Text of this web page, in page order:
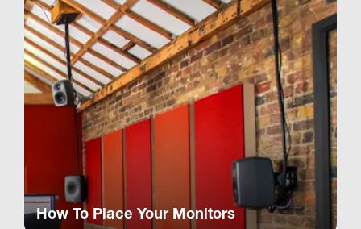
How To Place Your Monitors